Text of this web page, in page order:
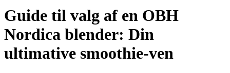
Guide til valg af en OBH
Nordica blender: Din
ultimative smoothie-ven